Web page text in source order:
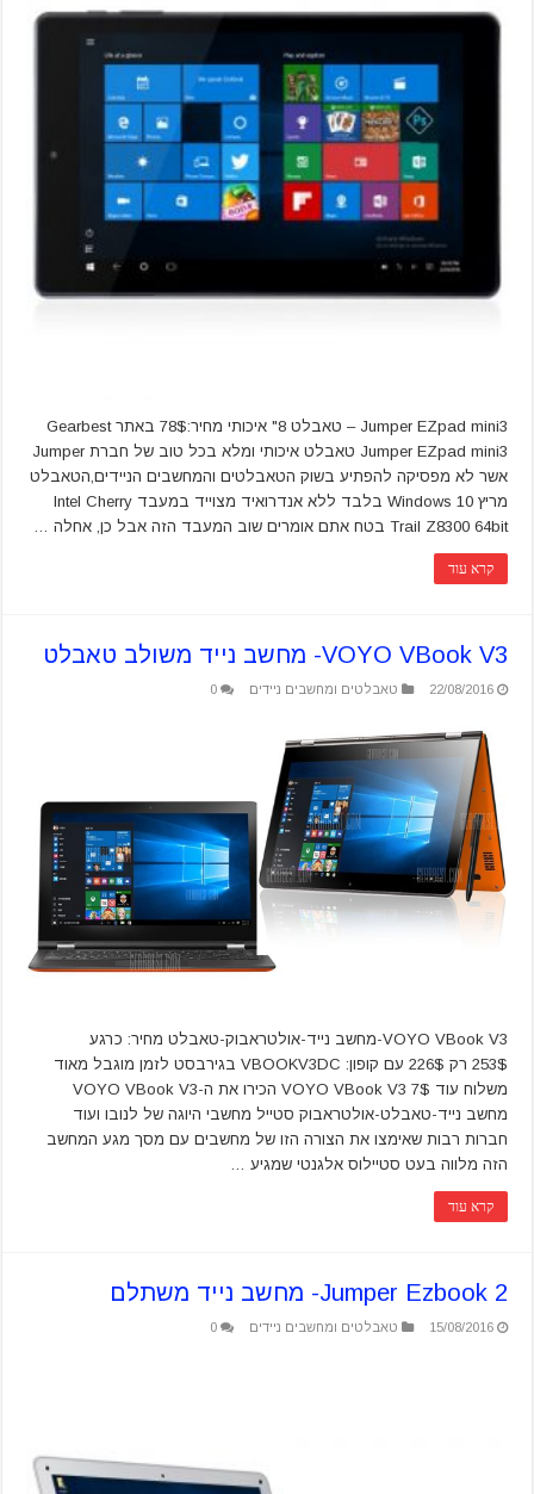
Jumper EZpad mini3 – טאבלט 8" איכותי מחיר:78$ באתר Gearbest
Jumper EZpad mini3 טאבלט איכותי ומלא בכל טוב של חברת Jumper
אשר לא מפסיקה להפתיע בשוק הטאבלטים והמחשבים הניידים,הטאבלט
מריץ Windows 10 בלבד ללא אנדרואיד מצוייד במעבד Intel Cherry
Trail Z8300 64bit בטח אתם אומרים שוב המעבד הזה אבל כן, אחלה …
קרא עוד
VOYO VBook V3- מחשב נייד משולב טאבלט
22/08/2016 טאבלטים ומחשבים ניידים 0
VOYO VBook V3-מחשב נייד-אולטראבוק-טאבלט מחיר: כרגע
253$ רק 226$ עם קופון: VBOOKV3DC בגירבסט לזמן מוגבל מאוד
משלוח עוד 7$ VOYO VBook V3 הכירו את ה-VOYO VBook V3
מחשב נייד-טאבלט-אולטראבוק סטייל מחשבי היוגה של לנובו ועוד
חברות רבות שאימצו את הצורה הזו של מחשבים עם מסך מגע המחשב
הזה מלווה בעט סטיילוס אלגנטי שמגיע …
קרא עוד
Jumper Ezbook 2- מחשב נייד משתלם
15/08/2016 טאבלטים ומחשבים ניידים 0